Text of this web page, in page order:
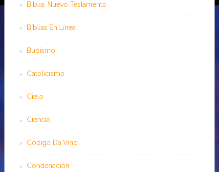
Biblia: Nuevo Testamento
Bíblias En Línea
Budismo
Catolicismo
Cielo
Ciencia
Código Da Vinci
Condenación